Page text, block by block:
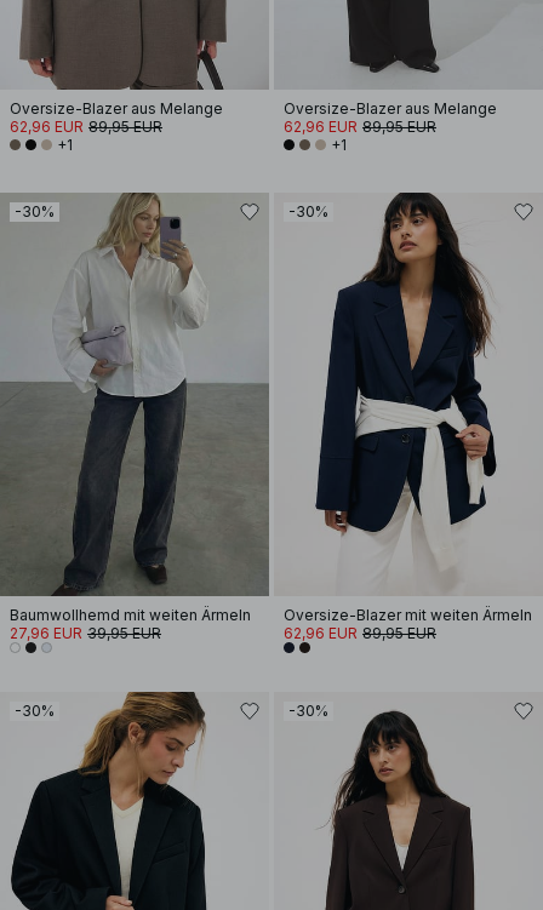
Oversize-Blazer aus Melange
62,96 EUR 89,95 EUR
+1
Oversize-Blazer aus Melange
62,96 EUR 89,95 EUR
+1
-30%
Baumwollhemd mit weiten Ärmeln
27,96 EUR 39,95 EUR
-30%
Oversize-Blazer mit weiten Ärmeln
62,96 EUR 89,95 EUR
-30% -30%